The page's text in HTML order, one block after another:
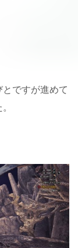
ですが進めて